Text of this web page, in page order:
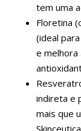
tem uma
Floretina
(ideal
e melhora
indireta e
mais que